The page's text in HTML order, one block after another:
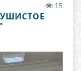
15